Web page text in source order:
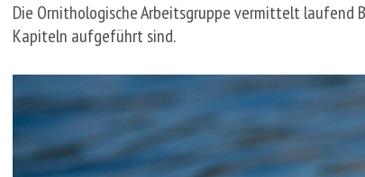
Die Ornithologische Arbeitsgruppe vermittelt laufend
Kapiteln aufgeführt sind.